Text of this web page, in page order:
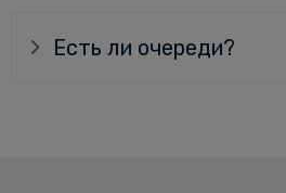
Есть ли очереди?